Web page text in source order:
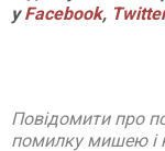
уFacebook,
Повідомити про
помилку мишею і